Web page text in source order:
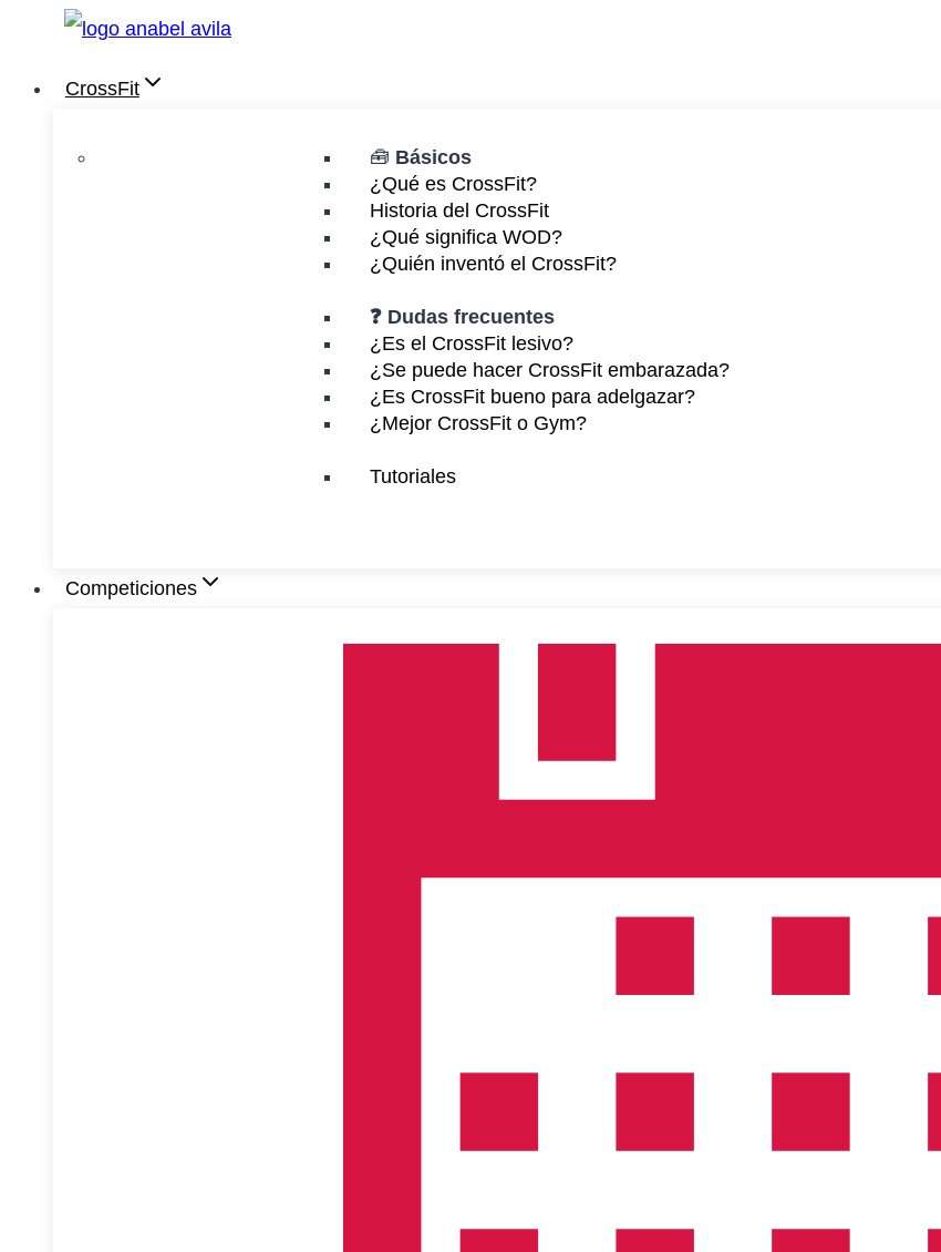
CrossFit
🧰 Básicos
¿Qué es CrossFit?
Historia del CrossFit
¿Qué significa WOD?
¿Quién inventó el CrossFit?
❓ Dudas frecuentes
¿Es el CrossFit lesivo?
¿Se puede hacer CrossFit embarazada?
¿Es CrossFit bueno para adelgazar?
¿Mejor CrossFit o Gym?
Tutoriales
Competiciones